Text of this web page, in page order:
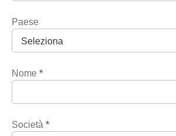
Paese
Nome *
Società *